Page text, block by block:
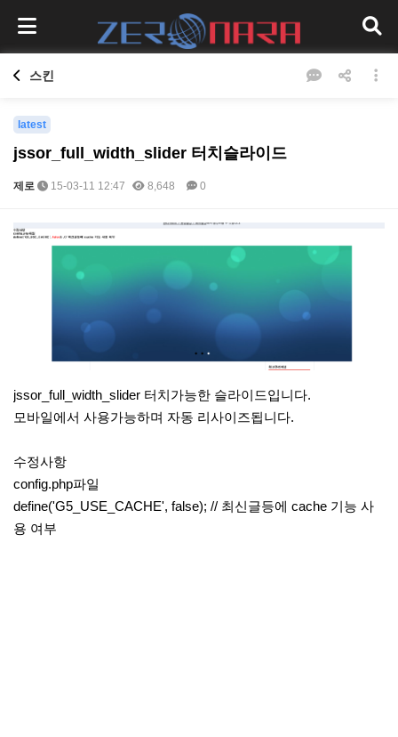
스킨
latest
jssor_full_width_slider 터치슬라이드
제로 15-03-11 12:47 8,648 0
본문
jssor_full_width_slider 터치가능한 슬라이드입니다.
모바일에서 사용가능하며 자동 리사이즈됩니다.
수정사항
config.php파일
define('G5_USE_CACHE', false); // 최신글등에 cache 기능 사
용 여부